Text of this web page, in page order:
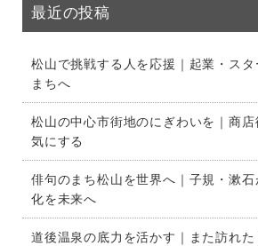
最近の投稿
松山で挑戦する人を応援｜起業・ス
まちへ
松山の中心市街地のにぎわいを｜商
気にする
俳句のまち松山を世界へ｜子規・漱
化を未来へ
道後温泉の底力を活かす｜また訪れ